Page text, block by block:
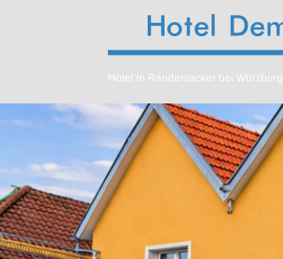
Hotel in Randersacker bei Würzburg